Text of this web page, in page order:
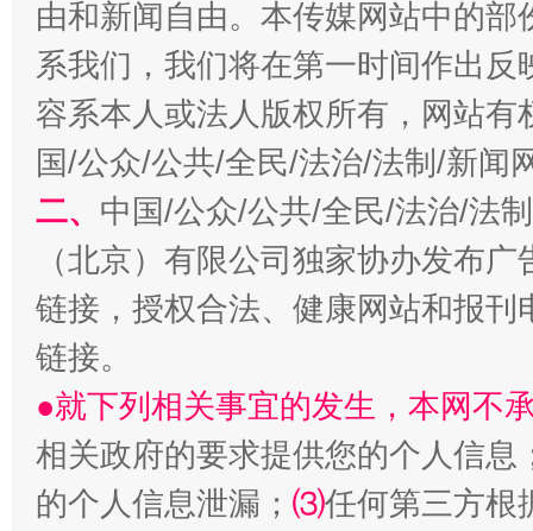
受贿1.44亿！段成刚被判无期 从幼
由和新闻自由。本传媒网站中的
系我们，我们将在第一时间作出
容系本人或法人版权所有，网站
国/公众/公共/全民/法治/法制/新闻
二、 中国/公众/公共/全民/法治/法
（北京）有限公司独家协办发布
链接，授权合法、健康网站和报
链接。
●就下列相关事宜的发生，本网不
相关政府的要求提供您的个人信息
的个人信息泄漏； ⑶任何第三方根